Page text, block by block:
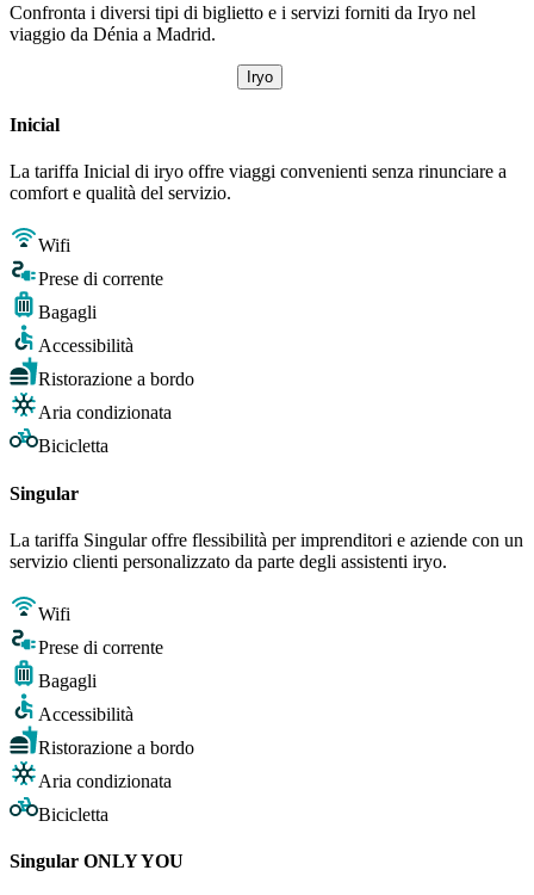
Confronta i diversi tipi di biglietto e i servizi forniti da Iryo nel
viaggio da Dénia a Madrid.
Iryo
Inicial
La tariffa Inicial di iryo offre viaggi convenienti senza rinunciare a
comfort e qualità del servizio.
Wifi
Prese di corrente
Bagagli
Accessibilità
Ristorazione a bordo
Aria condizionata
Bicicletta
Singular
La tariffa Singular offre flessibilità per imprenditori e aziende con un
servizio clienti personalizzato da parte degli assistenti iryo.
Wifi
Prese di corrente
Bagagli
Accessibilità
Ristorazione a bordo
Aria condizionata
Bicicletta
Singular ONLY YOU